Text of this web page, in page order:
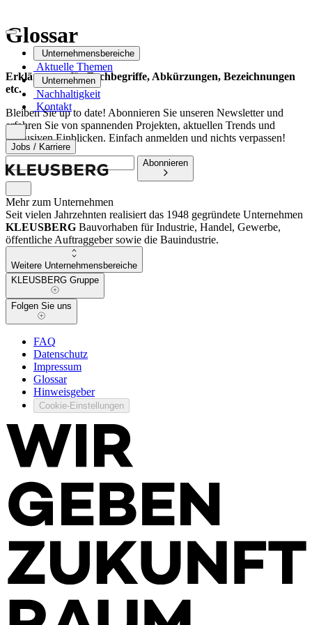
Unternehmensbereiche
Aktuelle Themen
Unternehmen
Nachhaltigkeit
Kontakt
Jobs / Karriere
Glossar
Erklärungen für Fachbegriffe, Abkürzungen, Bezeichnungen
etc.
Bleiben Sie up to date! Abonnieren Sie unseren Newsletter und
erfahren Sie von spannenden Projekten, aktuellen Trends und
exklusiven Einblicken. Einfach anmelden und nichts verpassen!
Abonnieren
Mehr zum Unternehmen
Seit vielen Jahrzehnten realisiert das 1948 gegründete Unternehmen
KLEUSBERG Bauvorhaben für Industrie, Handel, Gewerbe,
öffentliche Auftraggeber sowie die Bauindustrie.
Weitere Unternehmensbereiche
KLEUSBERG Gruppe
Folgen Sie uns
FAQ
Datenschutz
Impressum
Glossar
Hinweisgeber
Cookie-Einstellungen